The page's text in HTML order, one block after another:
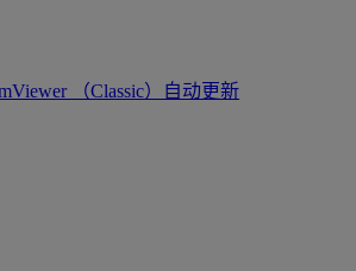
（Classic）自动更新